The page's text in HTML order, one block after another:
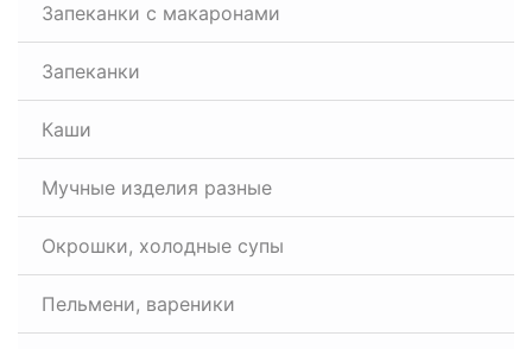
Запеканки с макаронами
Запеканки
Каши
Мучные изделия разные
Окрошки, холодные супы
Пельмени, вареники